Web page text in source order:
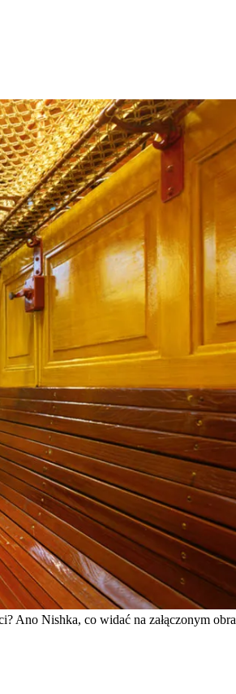
Ano Nishka, co widać na załączonym